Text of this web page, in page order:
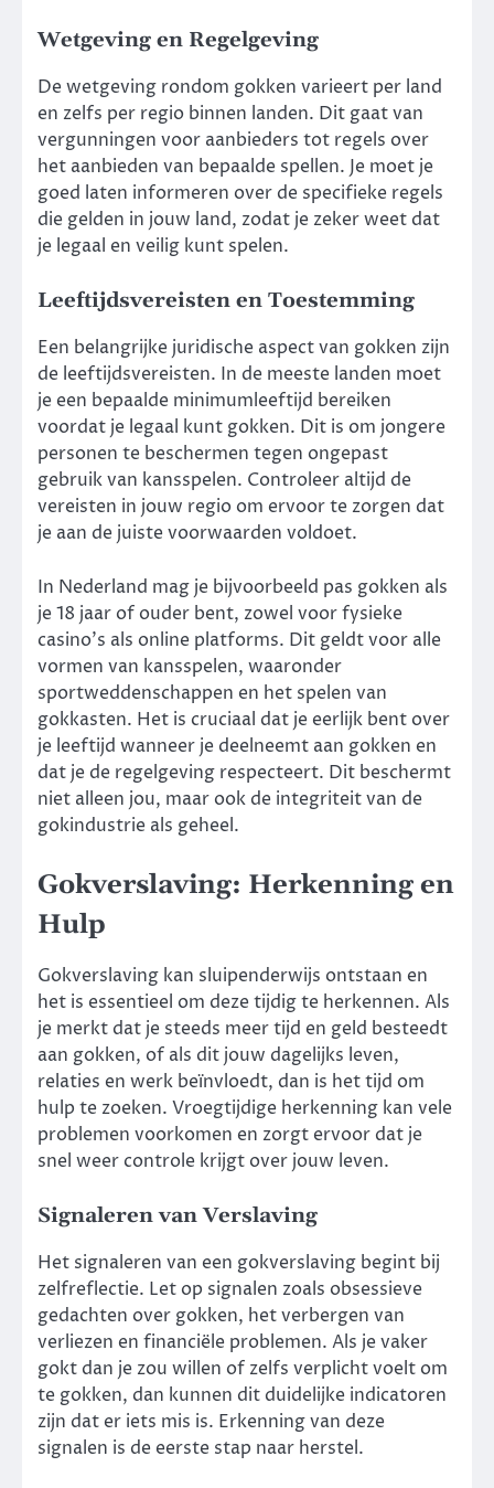
Wetgeving en Regelgeving
De wetgeving rondom gokken varieert per land
en zelfs per regio binnen landen. Dit gaat van
vergunningen voor aanbieders tot regels over
het aanbieden van bepaalde spellen. Je moet je
goed laten informeren over de specifieke regels
die gelden in jouw land, zodat je zeker weet dat
je legaal en veilig kunt spelen.
Leeftijdsvereisten en Toestemming
Een belangrijke juridische aspect van gokken zijn
de leeftijdsvereisten. In de meeste landen moet
je een bepaalde minimumleeftijd bereiken
voordat je legaal kunt gokken. Dit is om jongere
personen te beschermen tegen ongepast
gebruik van kansspelen. Controleer altijd de
vereisten in jouw regio om ervoor te zorgen dat
je aan de juiste voorwaarden voldoet.
In Nederland mag je bijvoorbeeld pas gokken als
je 18 jaar of ouder bent, zowel voor fysieke
casino’s als online platforms. Dit geldt voor alle
vormen van kansspelen, waaronder
sportweddenschappen en het spelen van
gokkasten. Het is cruciaal dat je eerlijk bent over
je leeftijd wanneer je deelneemt aan gokken en
dat je de regelgeving respecteert. Dit beschermt
niet alleen jou, maar ook de integriteit van de
gokindustrie als geheel.
Gokverslaving: Herkenning en
Hulp
Gokverslaving kan sluipenderwijs ontstaan en
het is essentieel om deze tijdig te herkennen. Als
je merkt dat je steeds meer tijd en geld besteedt
aan gokken, of als dit jouw dagelijks leven,
relaties en werk beïnvloedt, dan is het tijd om
hulp te zoeken. Vroegtijdige herkenning kan vele
problemen voorkomen en zorgt ervoor dat je
snel weer controle krijgt over jouw leven.
Signaleren van Verslaving
Het signaleren van een gokverslaving begint bij
zelfreflectie. Let op signalen zoals obsessieve
gedachten over gokken, het verbergen van
verliezen en financiële problemen. Als je vaker
gokt dan je zou willen of zelfs verplicht voelt om
te gokken, dan kunnen dit duidelijke indicatoren
zijn dat er iets mis is. Erkenning van deze
signalen is de eerste stap naar herstel.